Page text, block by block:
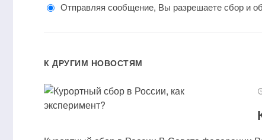
Отправляя сообщение, Вы разрешаете сбор и
К ДРУГИМ НОВОСТЯМ